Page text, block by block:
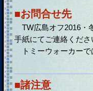
■お問合せ先
TW広島オフ2016・
手紙にてご連絡くださ
トミーウォーカーで
■諸注意